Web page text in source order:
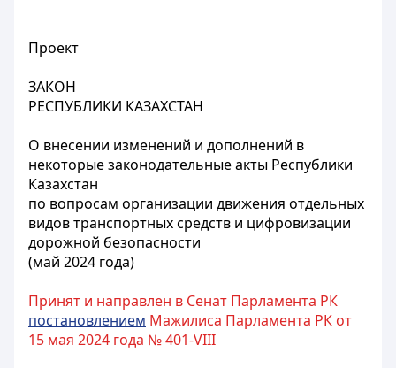
Проект
ЗАКОН
РЕСПУБЛИКИ КАЗАХСТАН
О внесении изменений и дополнений в
некоторые законодательные акты Республики
Казахстан
по вопросам организации движения отдельных
видов транспортных средств и цифровизации
дорожной безопасности
(май 2024 года)
Принят и направлен в Сенат Парламента РК
постановлением Мажилиса Парламента РК от
15 мая 2024 года № 401-VIII